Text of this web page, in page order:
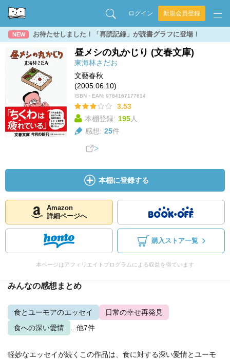
ログイン 新規会員登録
NEW お待たせしました！「再読記録」が読書グラフに登場！
昼メシの丸かじり (文春文庫)
東海林さだお
文藝春秋
(2005.06.10)
ISBN・EAN: 9784167177614
3.53
本棚登録: 195人
感想: 25件
本棚に登録する
Amazon
詳細ページへ
購入ストア一覧
本ページはアフィリエイトプログラムによる収益を得ています
みんなの感想まとめ
食とユーモアのエッセイ
日常の幸せ再発見
食への深い愛情
...他7件
軽妙なエッセイが続くこの作品は、食に対する深い愛情とユーモ